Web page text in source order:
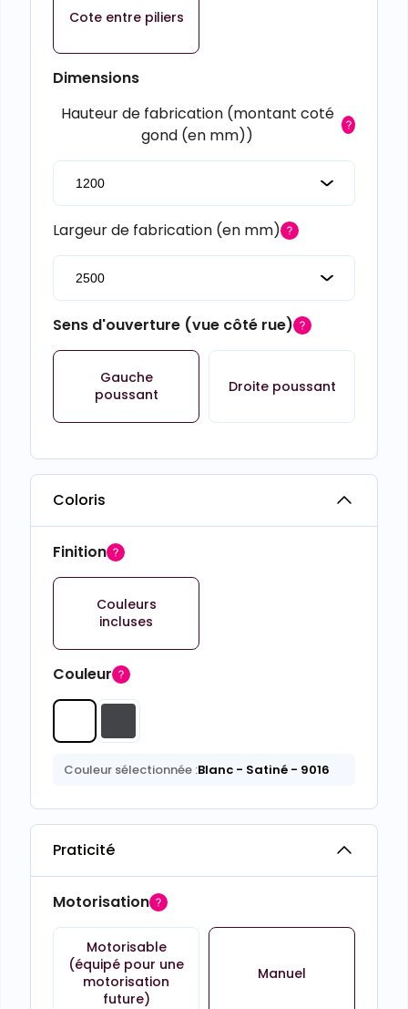
Cote entre piliers
Dimensions
Hauteur de fabrication (montant coté
gond (en mm))
Largeur de fabrication (en mm)
Sens d'ouverture (vue côté rue)
Gauche
poussant
Droite poussant
Coloris
Finition
Couleurs
incluses
Couleur
Couleur sélectionnée :Blanc - Satiné - 9016
Praticité
Motorisation
Motorisable
(équipé pour une
motorisation
future)
Manuel